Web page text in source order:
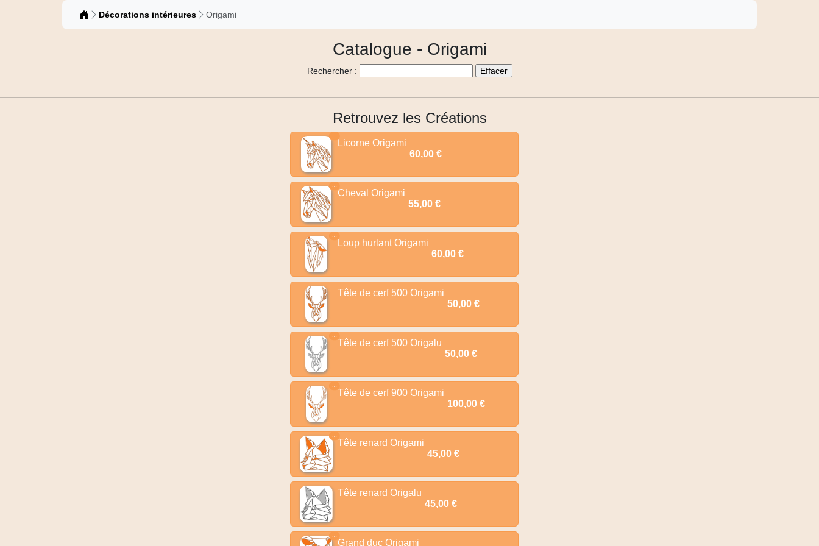
Catalogue
Décorations intérieures Origami
Catalogue - Origami
Rechercher :
Retrouvez les Créations
…
Licorne Origami
60,00 €
…
Cheval Origami
55,00 €
…
Loup hurlant Origami
60,00 €
Tête de cerf 500 Origami
50,00 €
…
Tête de cerf 500 Origalu
50,00 €
…
Tête de cerf 900 Origami
100,00 €
…
Tête renard Origami
45,00 €
Tête renard Origalu
45,00 €
…
Grand duc Origami